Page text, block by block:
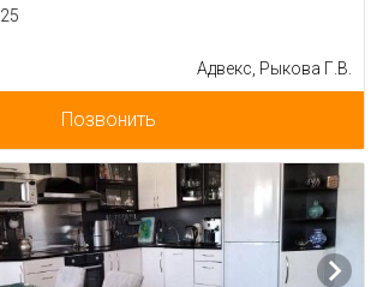
Адвекс, Рыкова Г.В.
Позвонить